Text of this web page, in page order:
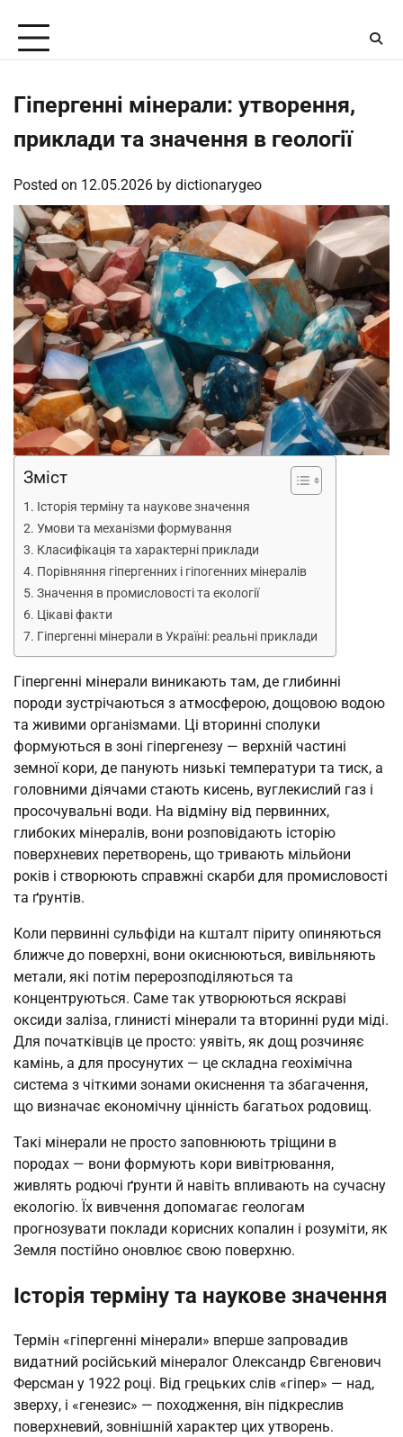
content
Гіпергенні мінерали: утворення,
приклади та значення в геології
Posted on 12.05.2026 by dictionarygeo
Зміст
Історія терміну та наукове значення
Умови та механізми формування
Класифікація та характерні приклади
Порівняння гіпергенних і гіпогенних мінералів
Значення в промисловості та екології
Цікаві факти
Гіпергенні мінерали в Україні: реальні приклади
Гіпергенні мінерали виникають там, де глибинні
породи зустрічаються з атмосферою, дощовою водою
та живими організмами. Ці вторинні сполуки
формуються в зоні гіпергенезу — верхній частині
земної кори, де панують низькі температури та тиск, а
головними діячами стають кисень, вуглекислий газ і
просочувальні води. На відміну від первинних,
глибоких мінералів, вони розповідають історію
поверхневих перетворень, що тривають мільйони
років і створюють справжні скарби для промисловості
та ґрунтів.
Коли первинні сульфіди на кшталт піриту опиняються
ближче до поверхні, вони окиснюються, вивільняють
метали, які потім перерозподіляються та
концентруються. Саме так утворюються яскраві
оксиди заліза, глинисті мінерали та вторинні руди міді.
Для початківців це просто: уявіть, як дощ розчиняє
камінь, а для просунутих — це складна геохімічна
система з чіткими зонами окиснення та збагачення,
що визначає економічну цінність багатьох родовищ.
Такі мінерали не просто заповнюють тріщини в
породах — вони формують кори вивітрювання,
живлять родючі ґрунти й навіть впливають на сучасну
екологію. Їх вивчення допомагає геологам
прогнозувати поклади корисних копалин і розуміти, як
Земля постійно оновлює свою поверхню.
Історія терміну та наукове значення
Термін «гіпергенні мінерали» вперше запровадив
видатний російський мінералог Олександр Євгенович
Ферсман у 1922 році. Від грецьких слів «гіпер» — над,
зверху, і «генезис» — походження, він підкреслив
поверхневий, зовнішній характер цих утворень.